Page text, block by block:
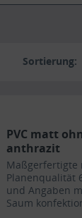
Sortierung:
PVC matt
anthrazit
Maßgerfertigte
Planenqualität
und Angaben
Saum